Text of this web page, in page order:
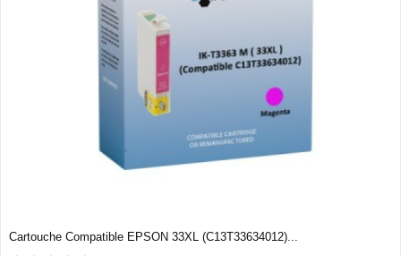
Cartouche Compatible EPSON 33XL (C13T33634012)...